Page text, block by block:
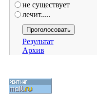
не существует
лечит.....
Результат
Архив